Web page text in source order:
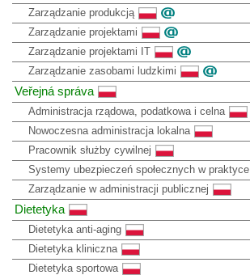
Zarządzanie produkcją
Zarządzanie projektami
Zarządzanie projektami IT
Zarządzanie zasobami ludzkimi
Veřejná správa
Administracja rządowa, podatkowa i celna
Nowoczesna administracja lokalna
Pracownik służby cywilnej
Systemy ubezpieczeń społecznych w praktyce
Zarządzanie w administracji publicznej
Dietetyka
Dietetyka anti-aging
Dietetyka kliniczna
Dietetyka sportowa